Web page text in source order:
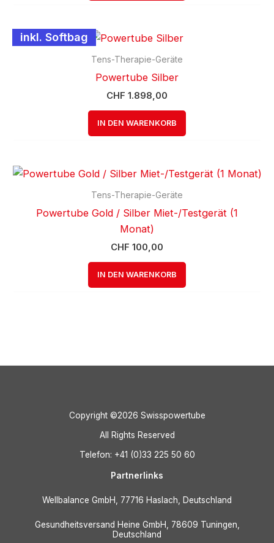
inkl. Softbag
Tens-Therapie-Geräte
Powertube Silber
CHF 1.898,00
IN DEN WARENKORB
Tens-Therapie-Geräte
Powertube Gold / Silber Miet-/Testgerät (1
Monat)
CHF 100,00
IN DEN WARENKORB
Copyright ©2026 Swisspowertube
All Rights Reserved
Telefon: +41 (0)33 225 50 60
Partnerlinks
Wellbalance GmbH, 77716 Haslach, Deutschland
Gesundheitsversand Heine GmbH, 78609 Tuningen,
Deutschland